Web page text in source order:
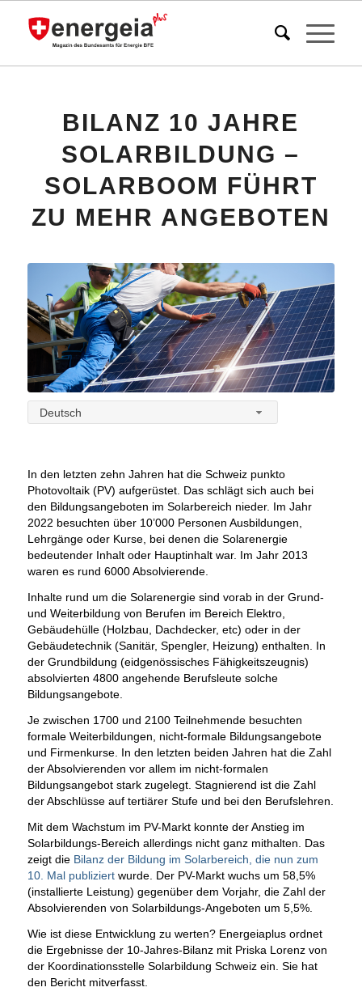
BILANZ 10 JAHRE
SOLARBILDUNG –
SOLARBOOM FÜHRT
ZU MEHR ANGEBOTEN
Deutsch
In den letzten zehn Jahren hat die Schweiz punkto
Photovoltaik (PV) aufgerüstet. Das schlägt sich auch bei
den Bildungsangeboten im Solarbereich nieder. Im Jahr
2022 besuchten über 10’000 Personen Ausbildungen,
Lehrgänge oder Kurse, bei denen die Solarenergie
bedeutender Inhalt oder Hauptinhalt war. Im Jahr 2013
waren es rund 6000 Absolvierende.
Inhalte rund um die Solarenergie sind vorab in der Grund-
und Weiterbildung von Berufen im Bereich Elektro,
Gebäudehülle (Holzbau, Dachdecker, etc) oder in der
Gebäudetechnik (Sanitär, Spengler, Heizung) enthalten. In
der Grundbildung (eidgenössisches Fähigkeitszeugnis)
absolvierten 4800 angehende Berufsleute solche
Bildungsangebote.
Je zwischen 1700 und 2100 Teilnehmende besuchten
formale Weiterbildungen, nicht-formale Bildungsangebote
und Firmenkurse. In den letzten beiden Jahren hat die Zahl
der Absolvierenden vor allem im nicht-formalen
Bildungsangebot stark zugelegt. Stagnierend ist die Zahl
der Abschlüsse auf tertiärer Stufe und bei den Berufslehren.
Mit dem Wachstum im PV-Markt konnte der Anstieg im
Solarbildungs-Bereich allerdings nicht ganz mithalten. Das
zeigt die Bilanz der Bildung im Solarbereich, die nun zum
10. Mal publiziertwurde. Der PV-Markt wuchs um 58,5%
(installierte Leistung) gegenüber dem Vorjahr, die Zahl der
Absolvierenden von Solarbildungs-Angeboten um 5,5%.
Wie ist diese Entwicklung zu werten? Energeiaplus ordnet
die Ergebnisse der 10-Jahres-Bilanz mit Priska Lorenz von
der Koordinationsstelle Solarbildung Schweiz ein. Sie hat
den Bericht mitverfasst.